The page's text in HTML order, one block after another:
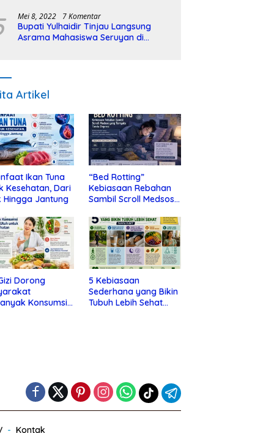
Mei 8, 2022 7 Komentar
Bupati Yulhaidir Tinjau Langsung
Asrama Mahasiswa Seruyan di
Artikel
Ikan Tuna
Kesehatan, Dari
Hingga Jantung
“Bed Rotting”
Kebiasaan Rebahan
Sambil Scroll Medsos
Depresi
Dorong
Konsumsi
5 Kebiasaan
Sederhana yang Bikin
Tubuh Lebih Sehat
Kontak